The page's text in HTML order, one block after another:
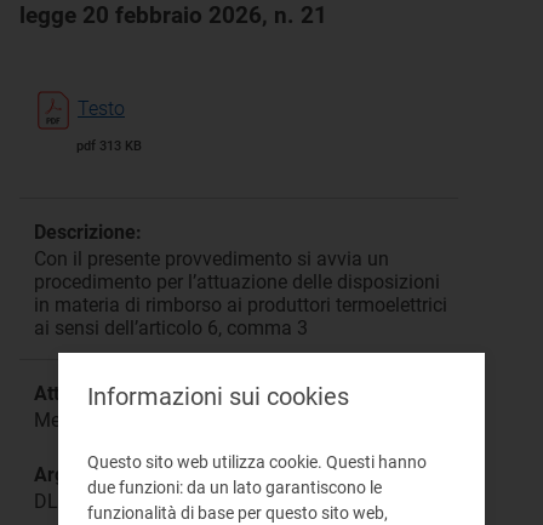
legge 20 febbraio 2026, n. 21
Testo
pdf 313 KB
Descrizione:
Con il presente provvedimento si avvia un
procedimento per l’attuazione delle disposizioni
in materia di rimborso ai produttori termoelettrici
ai sensi dell’articolo 6, comma 3
Attività:
Mercati all’ingrosso e dispacciamento elettrico
Argomento:
DL Bollette
Informazioni sui cookies
Questo sito web utilizza cookie. Questi hanno
due funzioni: da un lato garantiscono le
funzionalità di base per questo sito web,